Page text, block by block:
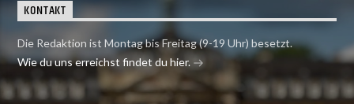
KONTAKT
Die Redaktion ist Montag bis Freitag (9-19 Uhr) besetzt.
Wie du uns erreichst findet du hier.